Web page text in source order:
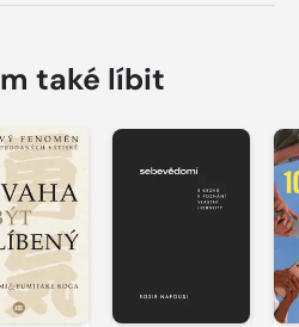
také líbit